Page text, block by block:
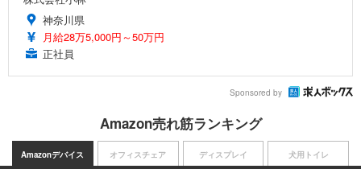
神奈川県
月給28万5,000円～50万円
正社員
Sponsored by
Amazon売れ筋ランキング
Amazonデバイス オフィスチェア ディスプレイ 犬用トイレ